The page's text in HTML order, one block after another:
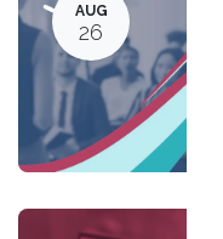
AUG
26